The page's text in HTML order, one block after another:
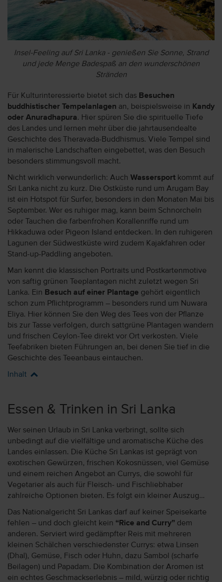
Insel-Feeling auf Sri Lanka - genießen Sie Sonne, Strand
und jede Menge Badespaß an den wunderschönen
Stränden
Für Kulturinteressierte bietet sich das Besuchen
buddhistischer Tempelanlagen an, beispielsweise in Kandy
oder Anuradhapura. Hier spüren Sie die spirituelle Tiefe
des Landes und lernen mehr über die jahrtausendealte
Geschichte des Theravada-Buddhismus. Viele Tempel sind
in malerische Landschaften eingebettet, was den Besuch
besonders stimmungsvoll macht.
Nicht wirklich verwunderlich: Auch Wassersport kommt auf
Sri Lanka nicht zu kurz. Die Ostküste rund um Arugam Bay
ist ein Hotspot für Surfer, besonders in den Monaten Mai bis
September. Wer es ruhiger mag, kann beim Schnorcheln
oder Tauchen die farbenfrohen Korallenriffe rund um
Hikkaduwa oder Pigeon Island entdecken. In den ruhigeren
Lagunen der Südwestküste wird zudem Kajakfahren oder
Stand-up-Paddling angeboten.
Man kennt die klassischen Portraits und Postkartenmotive
von saftig grünen Teeplantagen nicht zuletzt wegen Sri
Lanka. Ein Besuch auf einer Plantage gehört eigentlich
schon zum Pflichtprogramm – besonders rund um Nuwara
Eliya. Hier können Sie den Weg des Tees von der Pflanze
bis zur Tasse verfolgen, durch sattgrüne Plantagen wandern
und frischen Ceylon-Tee direkt vor Ort verkosten. Viele
Teefabriken bieten Führungen an, bei denen Sie tief in die
Geschichte des Teeanbaus eintauchen.
Inhalt
Essen & Trinken in Sri Lanka
Wer seinen Urlaub in Sri Lanka verbringt, sollte sich
unbedingt auf die vielfältige und aromatische Küche des
Landes einlassen. Die Küche Sri Lankas ist geprägt von
exotischen Gewürzen, frischen Kokosnüssen, viel Gemüse
und einem reichen Angebot an Currys, die sowohl für
Vegetarier als auch für Fleisch- und Fischliebhaber
zahlreiche Optionen bieten. Es folgt ein kleiner Auszug…
Das Nationalgericht Sri Lankas darf auf keiner Speisekarte
fehlen – und doch gleicht kein “Rice and Curry” dem
anderen. Serviert wird gedämpfter Reis mit mehreren
kleinen Schälchen verschiedenster Currys: etwa Linsen
(Dhal), Gemüse, Fisch oder Huhn, dazu Sambol (scharfe
Beilagen) und Papadam. Die Kombination der Aromen ist
ein echtes Geschmackserlebnis – mild, würzig oder richtig